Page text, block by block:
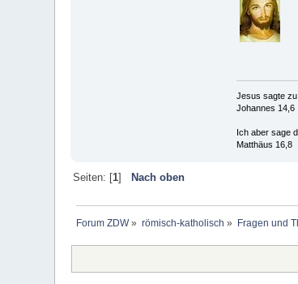
Jesus sagte zu
Johannes 14,6
Ich aber sage
Matthäus 16,8
Seiten: [1]
Nach oben
Forum ZDW» römisch-katholisch » Fragen und